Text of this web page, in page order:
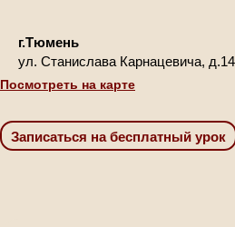
г.Тюмень
ул. Станислава Карнацевича,
Посмотреть на карте